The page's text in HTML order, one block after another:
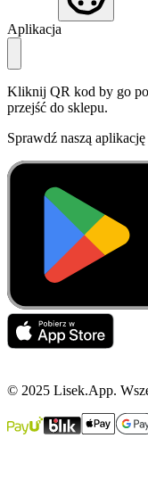
Aplikacja
Kliknij QR kod by go
przejść do sklepu.
Sprawdź naszą
© 2025 Lisek.App.